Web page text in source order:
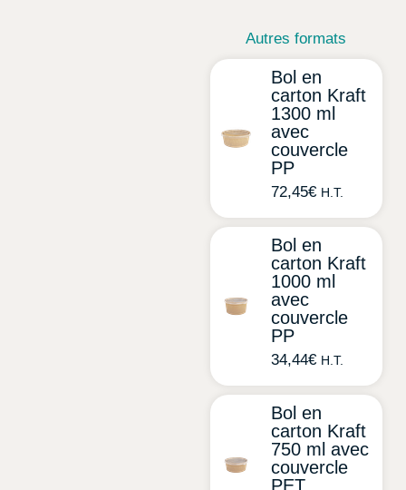
Autres formats
Bol en
carton Kraft
1300 ml
avec
couvercle
PP
72,45€ H.T.
Bol en
carton Kraft
1000 ml
avec
couvercle
PP
34,44€ H.T.
Bol en
carton Kraft
750 ml avec
couvercle
PET